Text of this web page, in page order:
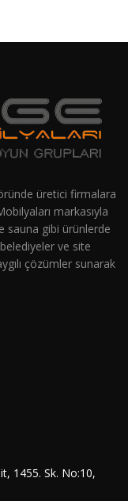
üretici firmalara
markasıyla
sauna gibi ürünlerde
belediyeler ve site
çözümler sunarak
1455. Sk. No:10,